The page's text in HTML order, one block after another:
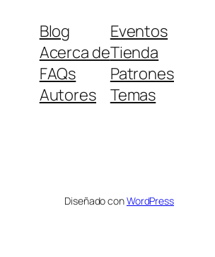
Blog
Acerca de
FAQs
Autores
Eventos
Tienda
Patrones
Temas
Diseñado conWordPress